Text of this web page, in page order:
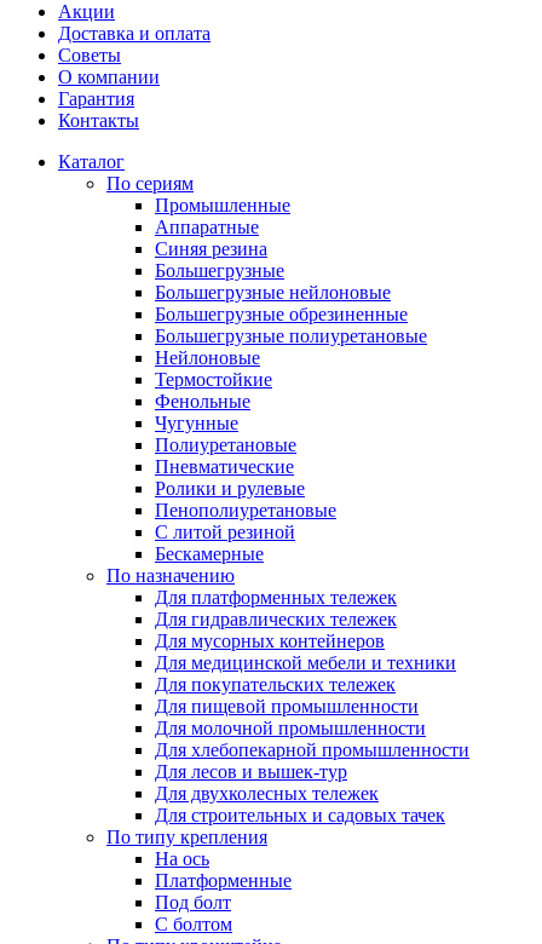
Акции
Доставка и оплата
Советы
О компании
Гарантия
Контакты
Каталог
По сериям
Промышленные
Аппаратные
Синяя резина
Большегрузные
Большегрузные нейлоновые
Большегрузные обрезиненные
Большегрузные полиуретановые
Нейлоновые
Термостойкие
Фенольные
Чугунные
Полиуретановые
Пневматические
Ролики и рулевые
Пенополиуретановые
С литой резиной
Бескамерные
По назначению
Для платформенных тележек
Для гидравлических тележек
Для мусорных контейнеров
Для медицинской мебели и техники
Для покупательских тележек
Для пищевой промышленности
Для молочной промышленности
Для хлебопекарной промышленности
Для лесов и вышек-тур
Для двухколесных тележек
Для строительных и садовых тачек
По типу крепления
На ось
Платформенные
Под болт
С болтом